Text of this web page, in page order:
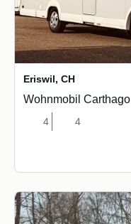
Eriswil, CH
Wohnmobil Carthago
4 4